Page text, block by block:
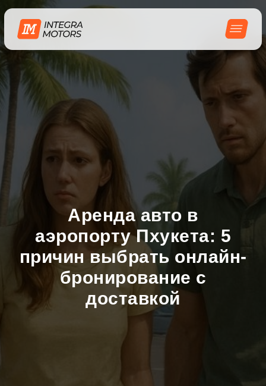
Аренда авто в
аэропорту Пхукета: 5
причин выбрать онлайн-
бронирование с
доставкой